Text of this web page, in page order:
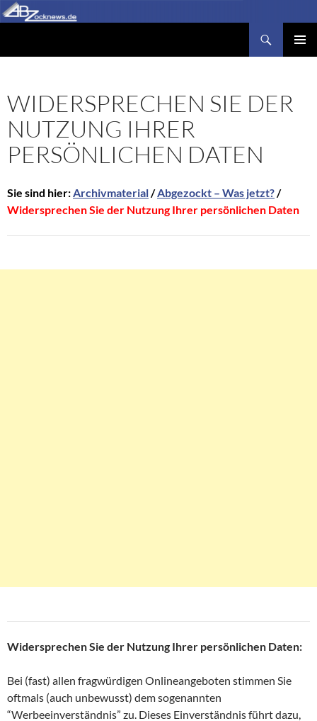
Zum
Inhalt
WIDERSPRECHEN SIE DER
NUTZUNG IHRER
PERSÖNLICHEN DATEN
Sie sind hier:Archivmaterial/Abgezockt – Was jetzt?/
Widersprechen Sie der Nutzung Ihrer persönlichen Daten
Widersprechen Sie der Nutzung Ihrer persönlichen Daten:
Bei (fast) allen fragwürdigen Onlineangeboten stimmen Sie
oftmals (auch unbewusst) dem sogenannten
“Werbeeinverständnis” zu. Dieses Einverständnis führt dazu,